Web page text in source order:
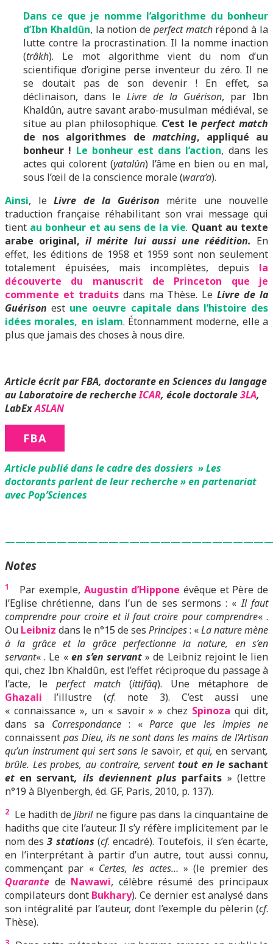
Dans ce que je nomme l’algorithme du bonheur
d’Ibn Khaldûn, la notion de perfect match répond à la
lutte contre la procrastination. Il la nomme inaction
(trâkh). Le mot algorithme vient du nom d’un
scientifique d’origine perse inventeur du zéro. Il ne
se doutait pas de son devenir ! En effet, sa
déclinaison, dans le Livre de la Guérison, par Ibn
Khaldûn, autre savant arabo-musulman médiéval, se
situe au plan philosophique. C’est le perfect match
de nos algorithmes de matching, appliqué au
bonheur ! Le bonheur est dans l’action, dans les
actes qui colorent (yatalûn) l’âme en bien ou en mal,
sous l’œil de la conscience morale (wara’a).
Ainsi, le Livre de la Guérison mérite une nouvelle
traduction française réhabilitant son vrai message qui
tient au bonheur et au sens de la vie. Quant au texte
arabe original,il mérite lui aussi une réédition. En
effet, les éditions de 1958 et 1959 sont non seulement
totalement épuisées, mais incomplètes, depuis la
découverte du manuscrit de Princeton que je
commente et traduitsdans ma Thèse. LeLivre de la
Guérison est une oeuvre capitale dans l’histoire des
idées morales, en islam. Étonnamment moderne, elle a
plus que jamais des choses à nous dire.
Article écrit par FBA, doctorante en Sciences du langage
au Laboratoire de rechercheICAR, école doctorale3LA,
LabExASLAN
FBA
Article publié dans le cadre des dossiers » Les
doctorants parlent de leur recherche » en partenariat
avec Pop’Sciences
Notes
1 Par exemple, Augustin d’Hippone évêque et Père de
l’Eglise chrétienne, dans l’un de ses sermons : «Il faut
comprendre pour croire et il faut croire pour comprendre« .
Ou Leibniz dans le n°15 de ses Principes: «La nature mène
à la grâce et la grâce perfectionne la nature, en s’en
servant« . Le « en s’en servant » de Leibniz rejoint le lien
qui, chez Ibn Khaldûn, est l’effet réciproque du passage à
l’acte, le perfect match (ittifâq). Une métaphore de
Ghazali l’illustre (cf. note 3). C’est aussi une
« connaissance », un « savoir » » chez Spinoza qui dit,
dans sa Correspondance: «Parce que les impies ne
connaissent pas Dieu, ils ne sont dans les mains de l’Artisan
qu’un instrument qui sert sans le savoir, et qui,en servant,
brûle. Les probes, au contraire, serventtout en lesachant
et en servant, ils deviennent plus parfaits » (lettre
n°19 à Blyenbergh, éd. GF, Paris, 2010, p. 137).
2 Le hadith deJibrilne figure pas dans la cinquantaine de
hadiths que cite l’auteur. Il s’y réfère implicitement par le
nom des3 stations (cf. encadré). Toutefois, il s’en écarte,
en l’interprétant à partir d’un autre, tout aussi connu,
commençant par « Certes, les actes… » (le premier des
Quarante de Nawawi, célèbre résumé des principaux
compilateurs dont Bukhary). Ce dernier est analysé dans
son intégralité par l’auteur, dont l’exemple du pèlerin (cf.
Thèse).